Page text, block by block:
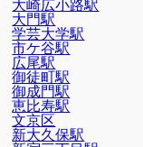
大崎広小路駅
大門駅
学芸大学駅
市ケ谷駅
広尾駅
御徒町駅
御成門駅
恵比寿駅
文京区
新大久保駅